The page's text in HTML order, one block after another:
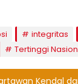
integritas
Tertinggi
Kendal